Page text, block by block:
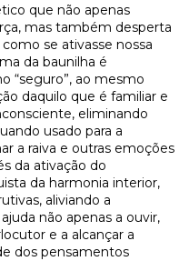
que não apenas
mas também desperta
se ativasse nossa
da baunilha é
“seguro”, ao mesmo
daquilo que é familiar e
eliminando
usado para a
a raiva e outras emoções
da ativação do
da harmonia interior,
aliviando a
não apenas a ouvir,
e a alcançar a
dos pensamentos